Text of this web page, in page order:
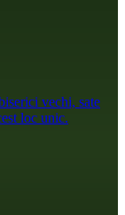
vechi, sate
loc unic.